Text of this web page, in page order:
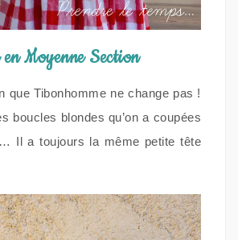
Moyenne Section
que Tibonhomme ne change pas !
boucles blondes qu’on a coupées
Il a toujours la même petite tête